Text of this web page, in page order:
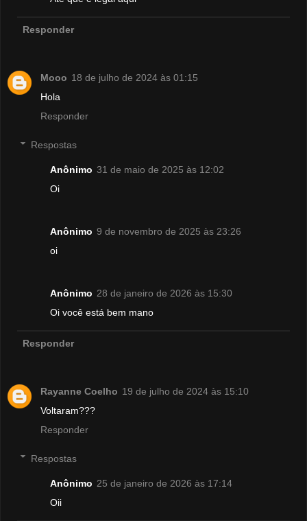
Responder
Mooo 18 de julho de 2024 às 01:15
Hola
Responder
Respostas
Anônimo 31 de maio de 2025 às 12:02
Oi
Anônimo 9 de novembro de 2025 às 23:26
oi
Anônimo 28 de janeiro de 2026 às 15:30
Oi você está bem mano
Responder
Rayanne Coelho 19 de julho de 2024 às 15:10
Voltaram???
Responder
Respostas
Anônimo 25 de janeiro de 2026 às 17:14
Oii